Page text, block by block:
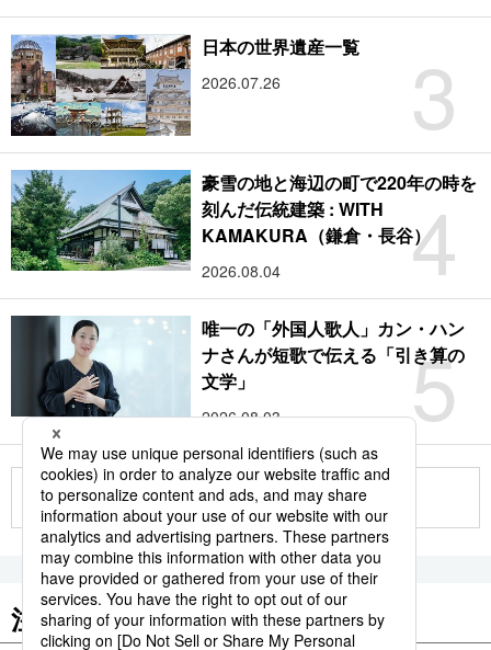
3
日本の世界遺産一覧
2026.07.26
4
豪雪の地と海辺の町で220年の時を
刻んだ伝統建築 : WITH
KAMAKURA（鎌倉・長谷）
2026.08.04
5
唯一の「外国人歌人」カン・ハン
ナさんが短歌で伝える「引き算の
文学」
2026.08.03
もっと見る
注目のキーワード